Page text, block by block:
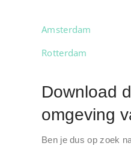
Amsterdam
Rotterdam
Download
omgeving
Ben je dus op zoek